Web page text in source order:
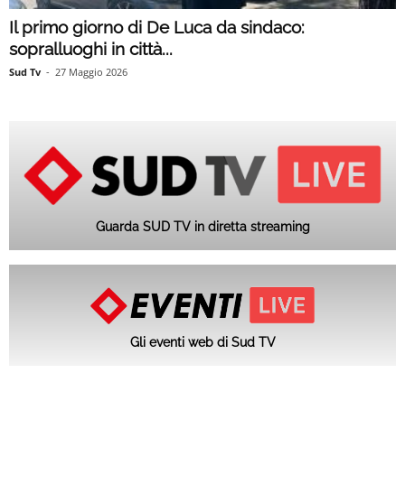
Il primo giorno di De Luca da sindaco:
sopralluoghi in città...
Sud Tv - 27 Maggio 2026
Guarda SUD TV in diretta streaming
Gli eventi web di Sud TV